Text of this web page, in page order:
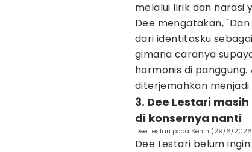
melalui lirik dan narasi
Dee mengatakan,
dari identitasku
gimana caranya
harmonis di
diterjemahkan
3. Dee Lestari
di konsernya nanti
Dee Lestari pada Senin (29/6/
Dee Lestari belum